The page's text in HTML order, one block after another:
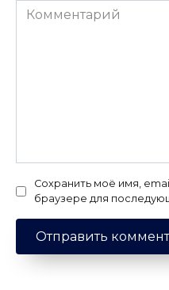
Комментарий
Сохранить моё имя,
браузере для